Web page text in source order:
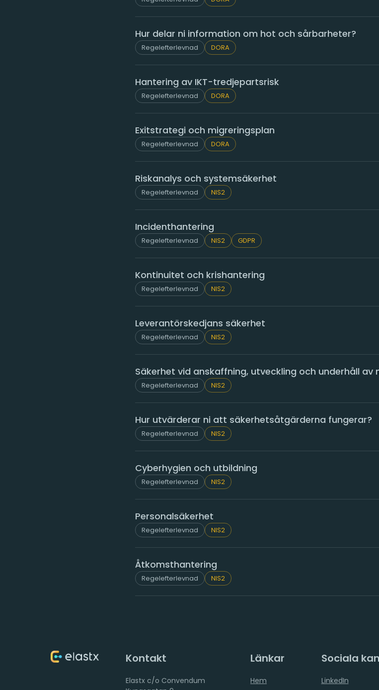
Hur delar ni information om hot och sårbarheter?
Regelefterlevnad DORA
Hantering av IKT-tredjepartsrisk
Regelefterlevnad DORA
Exitstrategi och migreringsplan
Regelefterlevnad DORA
Riskanalys och systemsäkerhet
Regelefterlevnad NIS2
Incidenthantering
Regelefterlevnad NIS2 GDPR
Kontinuitet och krishantering
Regelefterlevnad NIS2
Leverantörskedjans säkerhet
Regelefterlevnad NIS2
Säkerhet vid anskaffning, utveckling och underhåll
Regelefterlevnad NIS2
Hur utvärderar ni att säkerhetsåtgärderna fungerar?
Regelefterlevnad NIS2
Cyberhygien och utbildning
Regelefterlevnad NIS2
Personalsäkerhet
Regelefterlevnad NIS2
Åtkomsthantering
Regelefterlevnad NIS2
Kontakt
Elastx c/o Convendum
Länkar
Hem
Sociala
LinkedIn